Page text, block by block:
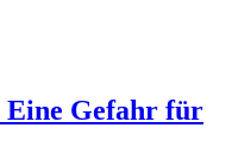
Eine Gefahr für